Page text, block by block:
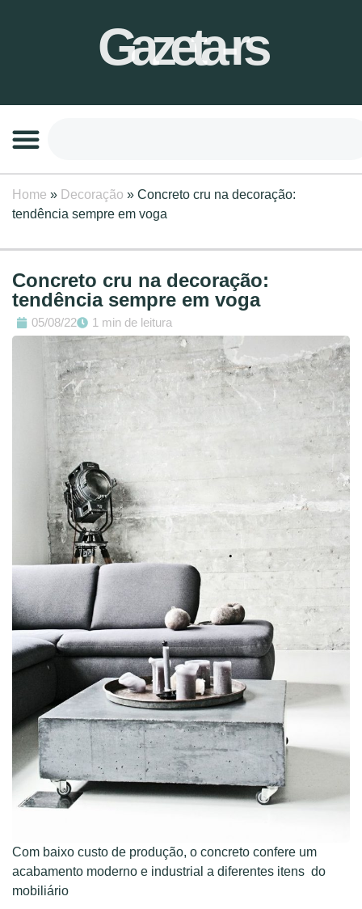
Gazeta-rs
Home » Decoração » Concreto cru na decoração:
tendência sempre em voga
Concreto cru na decoração:
tendência sempre em voga
05/08/22 1 min de leitura
Com baixo custo de produção, o concreto confere um
acabamento moderno e industrial a diferentes itens do
mobiliário